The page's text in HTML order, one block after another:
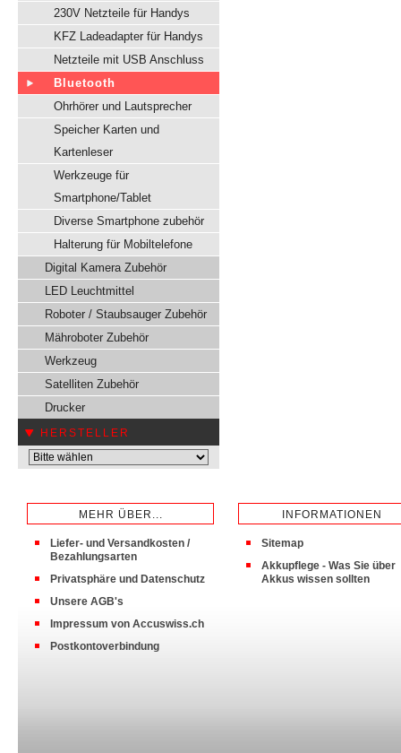
230V Netzteile für Handys
KFZ Ladeadapter für Handys
Netzteile mit USB Anschluss
Bluetooth
Ohrhörer und Lautsprecher
Speicher Karten und
Kartenleser
Werkzeuge für
Smartphone/Tablet
Diverse Smartphone zubehör
Halterung für Mobiltelefone
Digital Kamera Zubehör
LED Leuchtmittel
Roboter / Staubsauger Zubehör
Mähroboter Zubehör
Werkzeug
Satelliten Zubehör
Drucker
HERSTELLER
MEHR ÜBER...
Liefer- und Versandkosten /
Bezahlungsarten
Privatsphäre und Datenschutz
Unsere AGB's
Impressum von Accuswiss.ch
Postkontoverbindung
INFORMATIONEN
Sitemap
Akkupflege - Was Sie über
Akkus wissen sollten